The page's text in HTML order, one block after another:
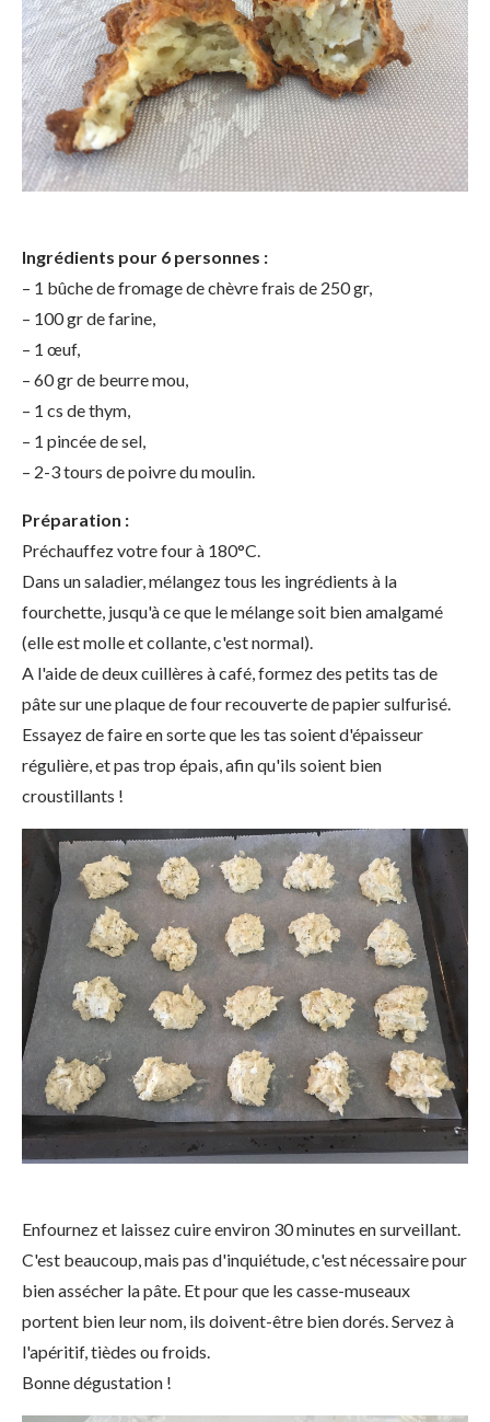
Ingrédients pour 6 personnes :
– 1 bûche de fromage de chèvre frais de 250 gr,
– 100 gr de farine,
– 1 œuf,
– 60 gr de beurre mou,
– 1 cs de thym,
– 1 pincée de sel,
– 2-3 tours de poivre du moulin.
Préparation :
Préchauffez votre four à 180°C.
Dans un saladier, mélangez tous les ingrédients à la
fourchette, jusqu'à ce que le mélange soit bien amalgamé
(elle est molle et collante, c'est normal).
A l'aide de deux cuillères à café, formez des petits tas de
pâte sur une plaque de four recouverte de papier sulfurisé.
Essayez de faire en sorte que les tas soient d'épaisseur
régulière, et pas trop épais, afin qu'ils soient bien
croustillants !
Enfournez et laissez cuire environ 30 minutes en surveillant.
C'est beaucoup, mais pas d'inquiétude, c'est nécessaire pour
bien assécher la pâte. Et pour que les casse-museaux
portent bien leur nom, ils doivent-être bien dorés. Servez à
l'apéritif, tièdes ou froids.
Bonne dégustation !